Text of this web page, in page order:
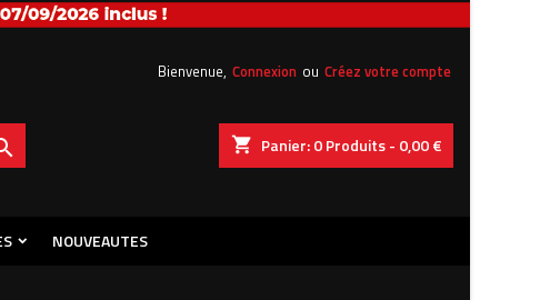
Bienvenue, Connexion ou Créez votre compte
shopping_cart Panier:0Produits - 0,00 €
NOUVEAUTES
liste